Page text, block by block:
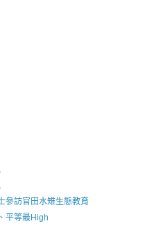
參訪官田水雉生態教育
平等最High